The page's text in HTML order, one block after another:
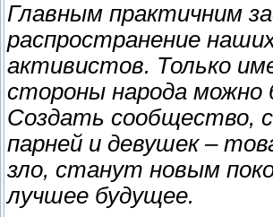
Главным практичним
распространение
активистов. Только
стороны народа можно
Создать сообщество,
парней и девушек –
зло, станут новым
лучшее будущее.